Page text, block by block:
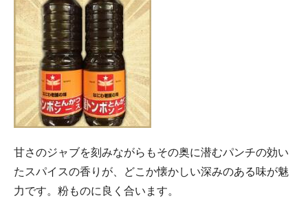
甘さのジャブを刻みながらもその奥に潜むパンチの効い
たスパイスの香りが、どこか懐かしい深みのある味が魅
力です。粉ものに良く合います。